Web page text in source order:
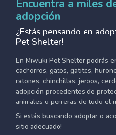
Encuentra a miles
adopción
¿Estás pensando en
Pet Shelter!
En Miwuki Pet Shelter podrás
cachorros, gatos, gatitos,
ratones, chinchillas, jerbos,
adopción procedentes de
animales o perreras de todo el
Si estás buscando adoptar o
sitio adecuado!